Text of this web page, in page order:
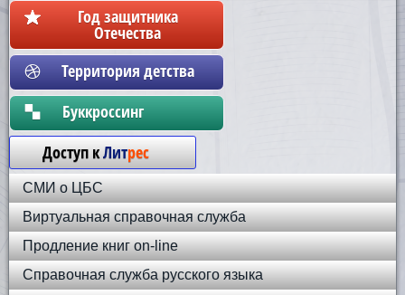
Год защитника
Отечества
Территория детства
Бyккpoccинг
Доступ кЛитрес
СМИ о ЦБС
Виртуальная справочная служба
Продление книг on-line
Справочная служба русского языка